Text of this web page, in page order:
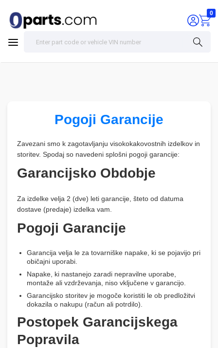
0
Pogoji Garancije
Zavezani smo k zagotavljanju visokokakovostnih izdelkov in
storitev. Spodaj so navedeni splošni pogoji garancije:
Garancijsko Obdobje
Za izdelke velja 2 (dve) leti garancije, šteto od datuma
dostave (predaje) izdelka vam.
Pogoji Garancije
Garancija velja le za tovarniške napake, ki se pojavijo pri
običajni uporabi.
Napake, ki nastanejo zaradi nepravilne uporabe,
montaže ali vzdrževanja, niso vključene v garancijo.
Garancijsko storitev je mogoče koristiti le ob predložitvi
dokazila o nakupu (račun ali potrdilo).
Postopek Garancijskega
Popravila